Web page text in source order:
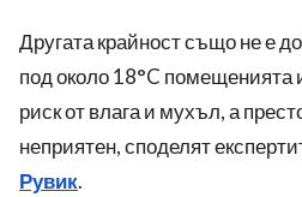
Другата крайност също не е
под около 18°C помещенията
риск от влага и мухъл, а
неприятен, споделят
Рувик.